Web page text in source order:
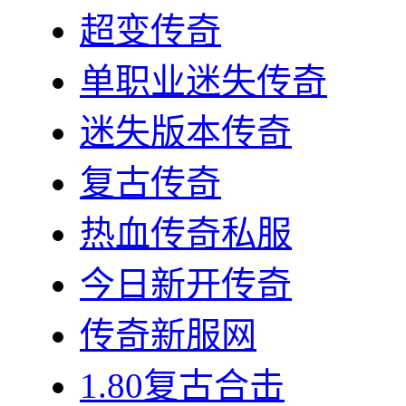
超变传奇
单职业迷失传奇
迷失版本传奇
复古传奇
热血传奇私服
今日新开传奇
传奇新服网
1.80复古合击